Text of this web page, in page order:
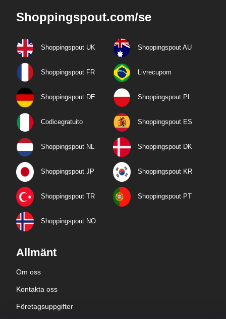
Shoppingspout.com/se
Shoppingspout UK Shoppingspout AU
Shoppingspout FR Livrecupom
Shoppingspout DE Shoppingspout PL
Codicegratuito Shoppingspout ES
Shoppingspout NL Shoppingspout DK
Shoppingspout JP Shoppingspout KR
Shoppingspout TR Shoppingspout PT
Shoppingspout NO
Allmänt
Om oss
Kontakta oss
Företagsuppgifter